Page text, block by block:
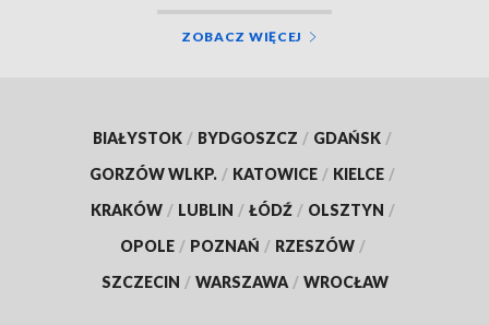
ZOBACZ WIĘCEJ
BIAŁYSTOK / BYDGOSZCZ / GDAŃSK /
GORZÓW WLKP. / KATOWICE / KIELCE /
KRAKÓW / LUBLIN / ŁÓDŹ / OLSZTYN /
OPOLE / POZNAŃ / RZESZÓW /
SZCZECIN / WARSZAWA / WROCŁAW